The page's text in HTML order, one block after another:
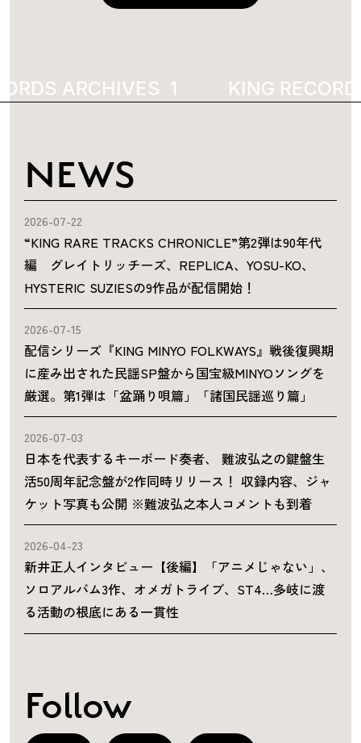
ARCHIVES 7905 KING
NEWS
2026-07-22
“KING RARE TRACKS CHRONICLE”第2弾は90年代
編 グレイトリッチーズ、REPLICA、YOSU-KO、
HYSTERIC SUZIESの9作品が配信開始！
2026-07-15
配信シリーズ『KING MINYO FOLKWAYS』戦後復興期
に産み出された民謡SP盤から国宝級MINYOソングを
厳選。第1弾は「盆踊り唄篇」「諸国民謡巡り篇」
2026-07-03
日本を代表するキーボード奏者、 難波弘之の鍵盤生
活50周年記念盤が2作同時リリース！ 収録内容、ジャ
ケット写真も公開 ※難波弘之本人コメントも到着
2026-04-23
新井正人インタビュー【後編】「アニメじゃない」、
ソロアルバム3作、オメガトライブ、ST4…多岐に渡
る活動の根底にある一貫性
Follow